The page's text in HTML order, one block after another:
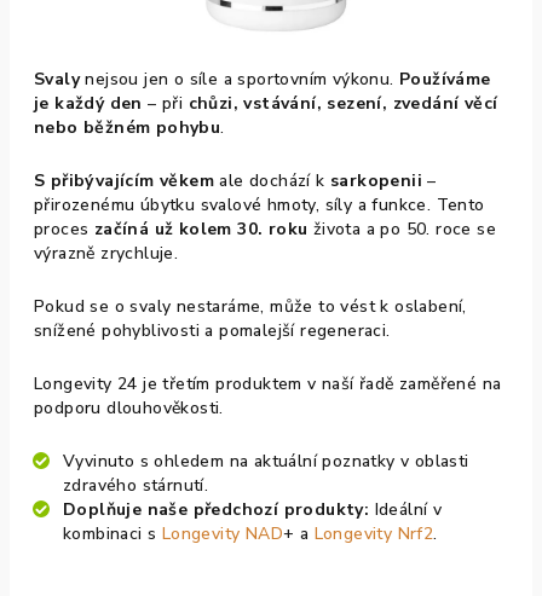
Svalynejsou jen o síle a sportovním výkonu. Používáme
je každý den – při chůzi, vstávání, sezení, zvedání věcí
nebo běžném pohybu.
S přibývajícím věkem ale dochází k sarkopenii –
přirozenému úbytku svalové hmoty, síly a funkce. Tento
proces začíná už kolem 30. roku života a po 50. roce se
výrazně zrychluje.
Pokud se o svaly nestaráme, může to vést k oslabení,
snížené pohyblivosti a pomalejší regeneraci.
Longevity 24 je třetím produktem v naší řadě zaměřené na
podporu dlouhověkosti.
Vyvinuto s ohledem na aktuální poznatky v oblasti
zdravého stárnutí.
Doplňuje naše předchozí produkty: Ideální v
kombinaci s Longevity NAD+ a Longevity Nrf2.